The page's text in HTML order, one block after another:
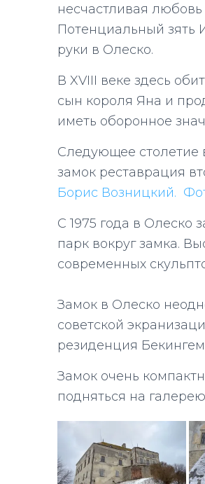
несчастливая
Потенциальный
руки в Олеско.
В XVIII веке здесь
сын короля Яна и
иметь оборонное
Следующее столетие
замок реставрация
Борис Возницкий.
С 1975 года в Олеско
парк вокруг замка.
современных
Замок в Олеско
советской
резиденция
Замок очень
подняться на